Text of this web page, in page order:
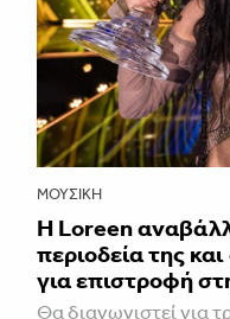
ΜΟΥΣΙΚΉ
Η Loreen
περιοδεία της
για επιστροφή
Θα διαγωνιστεί για